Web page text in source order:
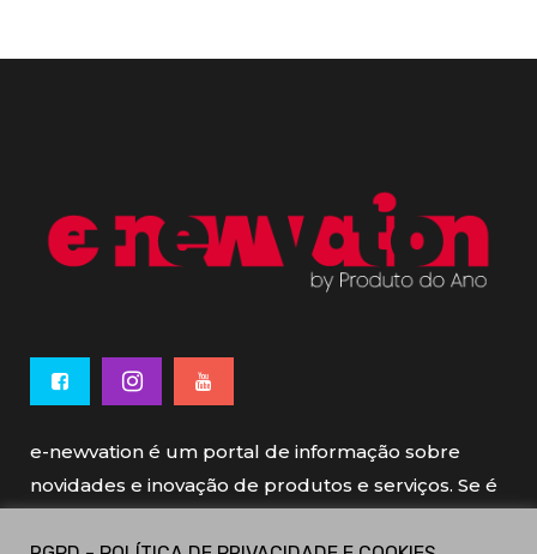
e-newvation é um portal de informação sobre
novidades e inovação de produtos e serviços. Se é